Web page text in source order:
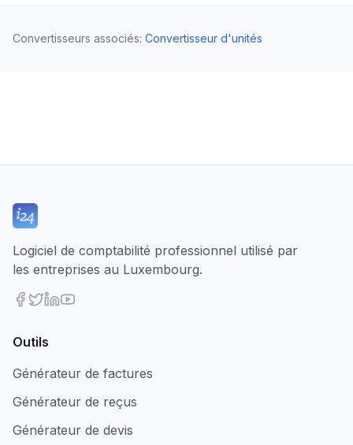
Convertisseurs associés: Convertisseur d'unités
Logiciel de comptabilité professionnel utilisé par
les entreprises au Luxembourg.
Outils
Générateur de factures
Générateur de reçus
Générateur de devis